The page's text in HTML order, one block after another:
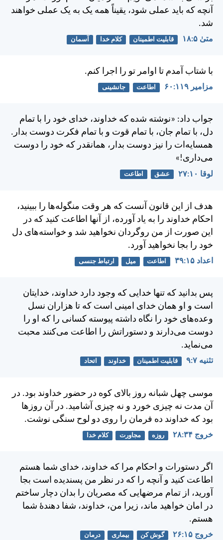
آنچه كه بايد عملی شود، يقيناً همه يک به يک عملی خواهند
شد.
متی‌ٰ ۵:‏۱۸ قابلیت اطمینان کلام خدا آسمان
با شتاب آمدم تا اوامر تو را اجرا كنم.
مزامير ۱۱۹:‏۶۰ اطاعت جانشینی
جواب داد: «نوشته شده كه خداوند، خدای خود را با تمام
دل، با تمام جان، با تمام قوت و با تمام فكرت دوست بدار.
همسايه‌ات را نيز دوست بدار، همانقدر كه خود را دوست
می‌داری!»
لوقا ۱۰:‏۲۷ عشق اطاعت
هدف از اين قانون آنست كه هر وقت منگوله‌ها را ببينيد،
احكام خداوند را به ياد آورده، از آنها اطاعت كنيد كه در
اين صورت از من روگردان نخواهيد شد و خواسته‌های دل
خود را بجا نخواهيد آورد.
اعداد ۱۵:‏۳۹ اطاعت میل ارتباط جنسی
پس بدانيد كه تنها خدايی كه وجود دارد خداوند، خدايتان
است و او همان خدای امينی است كه تا هزاران نسل
وعده‌های خود را نگاه داشته پيوسته كسانی را كه او را
دوست می‌دارند و دستوراتش را اطاعت می‌كنند محبت
می‌نمايد.
تثنيه ۷:‏۹ قابلیت اطمینان خداوند اتحاد
موسی چهل شبانه روز بالای كوه در حضور خداوند بود. در
آن مدت نه چيزی خورد و نه چيزی آشاميد. در آن روزها
بود كه خداوند ده فرمان را روی دو لوح سنگی نوشت.
خروج ۳۴:‏۲۸ روزه مجاورت کلام خدا
اگر دستورات و احكام مرا كه خداوند، خدای شما هستم
اطاعت كنيد و آنچه را كه در نظر من پسنديده است بجا
آوريد، از تمام مرضهايی كه مصريان را بدان دچار ساختم
در امان خواهيد ماند، زيرا من، خداوند، شفا دهندهٔ شما
هستم.
خروج ۱۵:‏۲۶ گوش کن بیماری درمان